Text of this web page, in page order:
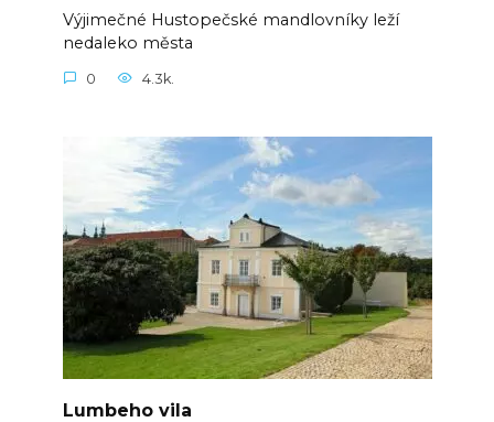
Výjimečné Hustopečské mandlovníky leží
nedaleko města
0 4.3k.
Lumbeho vila